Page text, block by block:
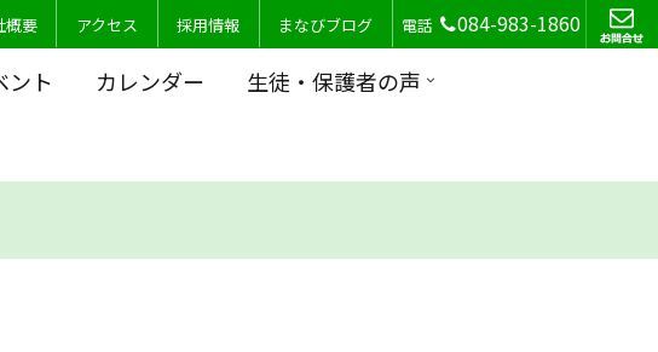
概要 アクセス 採用情報 まなびブログ 電話 084-983-1860
ント カレンダー 生徒・保護者の声